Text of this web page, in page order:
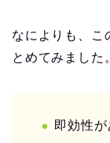
なによりも、こ
とめてみました。
即効性が